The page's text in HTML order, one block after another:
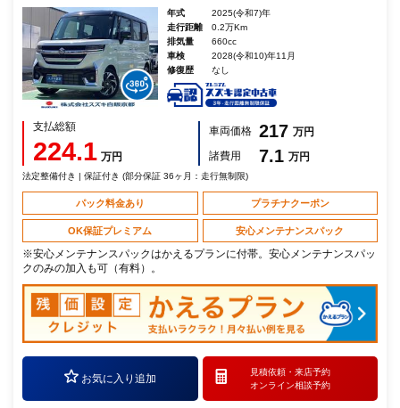
年式
2025(令和7)年
走行距離
0.2万Km
排気量
660cc
車検
2028(令和10)年11月
修復歴
なし
支払総額
224.1 万円
車両価格 217 万円
諸費用
7.1 万円
法定整備付き | 保証付き (部分保証 36ヶ月：走行無制限)
パック料金あり プラチナクーポン
OK保証プレミアム 安心メンテナンスパック
※安心メンテナンスパックはかえるプランに付帯。安心メンテナンスパッ
クのみの加入も可（有料）。
お気に入り追加
見積依頼・ 来店予約
オンライン相談予約